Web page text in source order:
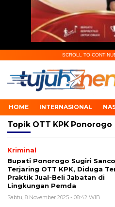
SCROLL TO
HOME INTERNASIONAL
Topik OTT KPK Ponorogo
Kriminal
Bupati Ponorogo Sugiri
Terjaring OTT KPK, Diduga
Praktik Jual-Beli Jabatan di
Lingkungan Pemda
Sabtu, 8 November 2025 - 08:42 WIB